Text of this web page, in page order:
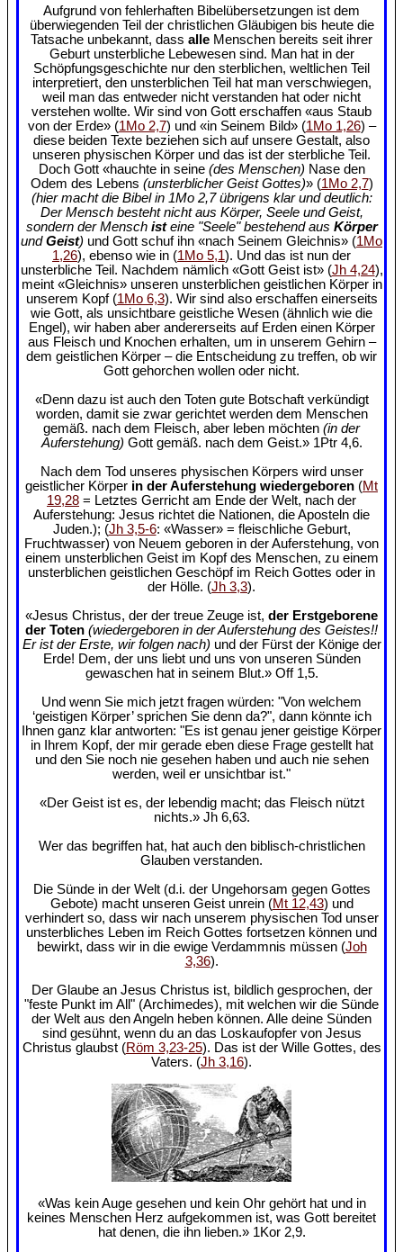
Aufgrund von fehlerhaften Bibelübersetzungen ist dem
überwiegenden Teil der christlichen Gläubigen bis heute die
Tatsache unbekannt, dass alle Menschen bereits seit ihrer
Geburt unsterbliche Lebewesen sind. Man hat in der
Schöpfungsgeschichte nur den sterblichen, weltlichen Teil
interpretiert, den unsterblichen Teil hat man verschwiegen,
weil man das entweder nicht verstanden hat oder nicht
verstehen wollte. Wir sind von Gott erschaffen «aus Staub
von der Erde» (1Mo 2,7) und «in Seinem Bild» (1Mo 1,26) –
diese beiden Texte beziehen sich auf unsere Gestalt, also
unseren physischen Körper und das ist der sterbliche Teil.
Doch Gott «hauchte in seine (des Menschen) Nase den
Odem des Lebens (unsterblicher Geist Gottes)» (1Mo 2,7)
(hier macht die Bibel in 1Mo 2,7 übrigens klar und deutlich:
Der Mensch besteht nicht aus Körper, Seele und Geist,
sondern der Mensch isteine "Seele" bestehend aus Körper
undGeist) und Gott schuf ihn «nach Seinem Gleichnis» (1Mo
1,26), ebenso wie in (1Mo 5,1). Und das ist nun der
unsterbliche Teil. Nachdem nämlich «Gott Geist ist» (Jh 4,24),
meint «Gleichnis» unseren unsterblichen geistlichen Körper in
unserem Kopf (1Mo 6,3). Wir sind also erschaffen einerseits
wie Gott, als unsichtbare geistliche Wesen (ähnlich wie die
Engel), wir haben aber andererseits auf Erden einen Körper
aus Fleisch und Knochen erhalten, um in unserem Gehirn –
dem geistlichen Körper – die Entscheidung zu treffen, ob wir
Gott gehorchen wollen oder nicht.
«Denn dazu ist auch den Toten gute Botschaft verkündigt
worden, damit sie zwar gerichtet werden dem Menschen
gemäß. nach dem Fleisch, aber leben möchten (in der
Auferstehung) Gott gemäß. nach dem Geist.» 1Ptr 4,6.
Nach dem Tod unseres physischen Körpers wird unser
geistlicher Körper in der Auferstehung wiedergeboren (Mt
19,28 = Letztes Gerricht am Ende der Welt, nach der
Auferstehung: Jesus richtet die Nationen, die Aposteln die
Juden.); (Jh 3,5-6: «Wasser» = fleischliche Geburt,
Fruchtwasser) von Neuem geboren in der Auferstehung, von
einem unsterblichen Geist im Kopf des Menschen, zu einem
unsterblichen geistlichen Geschöpf im Reich Gottes oder in
der Hölle. (Jh 3,3).
«Jesus Christus, der der treue Zeuge ist, der Erstgeborene
der Toten (wiedergeboren in der Auferstehung des Geistes!!
Er ist der Erste, wir folgen nach) und der Fürst der Könige der
Erde! Dem, der uns liebt und uns von unseren Sünden
gewaschen hat in seinem Blut.» Off 1,5.
Und wenn Sie mich jetzt fragen würden: "Von welchem
‘geistigen Körper’ sprichen Sie denn da?", dann könnte ich
Ihnen ganz klar antworten: "Es ist genau jener geistige Körper
in Ihrem Kopf, der mir gerade eben diese Frage gestellt hat
und den Sie noch nie gesehen haben und auch nie sehen
werden, weil er unsichtbar ist."
«Der Geist ist es, der lebendig macht; das Fleisch nützt
nichts.» Jh 6,63.
Wer das begriffen hat, hat auch den biblisch-christlichen
Glauben verstanden.
Die Sünde in der Welt (d.i. der Ungehorsam gegen Gottes
Gebote) macht unseren Geist unrein (Mt 12,43) und
verhindert so, dass wir nach unserem physischen Tod unser
unsterbliches Leben im Reich Gottes fortsetzen können und
bewirkt, dass wir in die ewige Verdammnis müssen (Joh
3,36).
Der Glaube an Jesus Christus ist, bildlich gesprochen, der
"feste Punkt im All" (Archimedes), mit welchen wir die Sünde
der Welt aus den Angeln heben können. Alle deine Sünden
sind gesühnt, wenn du an das Loskaufopfer von Jesus
Christus glaubst (Röm 3,23-25). Das ist der Wille Gottes, des
Vaters. (Jh 3,16).
«Was kein Auge gesehen und kein Ohr gehört hat und in
keines Menschen Herz aufgekommen ist, was Gott bereitet
hat denen, die ihn lieben.» 1Kor 2,9.